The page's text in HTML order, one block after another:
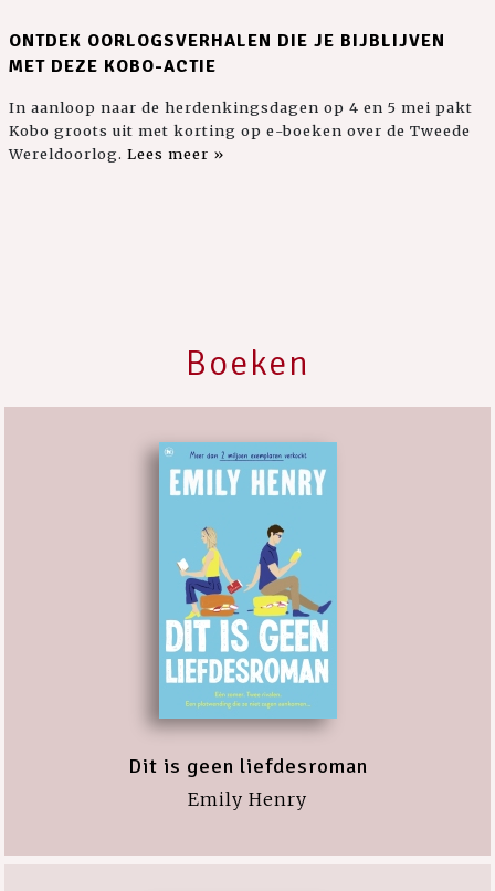
ONTDEK OORLOGSVERHALEN DIE JE BIJBLIJVEN
MET DEZE KOBO-ACTIE
In aanloop naar de herdenkingsdagen op 4 en 5 mei pakt
Kobo groots uit met korting op e-boeken over de Tweede
Wereldoorlog. Lees meer »
Boeken
Dit is geen liefdesroman
Emily Henry